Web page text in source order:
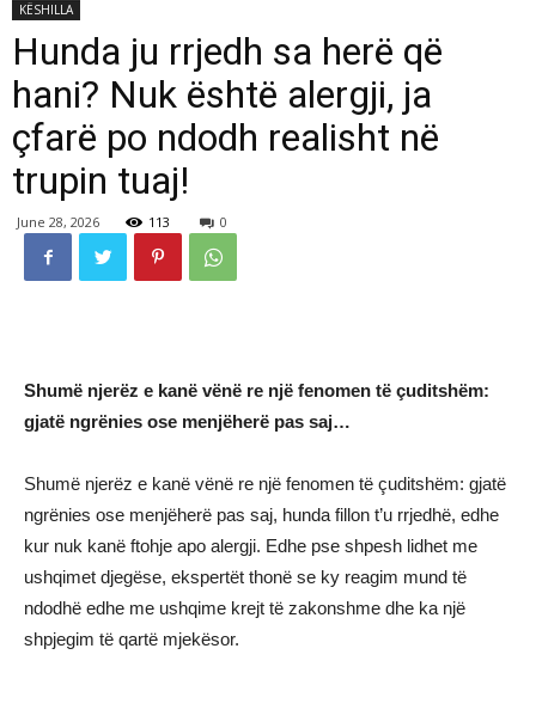
KËSHILLA
Hunda ju rrjedh sa herë që
hani? Nuk është alergji, ja
çfarë po ndodh realisht në
trupin tuaj!
June 28, 2026 113 0
Shumë njerëz e kanë vënë re një fenomen të çuditshëm:
gjatë ngrënies ose menjëherë pas saj…
Shumë njerëz e kanë vënë re një fenomen të çuditshëm: gjatë
ngrënies ose menjëherë pas saj, hunda fillon t’u rrjedhë, edhe
kur nuk kanë ftohje apo alergji. Edhe pse shpesh lidhet me
ushqimet djegëse, ekspertët thonë se ky reagim mund të
ndodhë edhe me ushqime krejt të zakonshme dhe ka një
shpjegim të qartë mjekësor.